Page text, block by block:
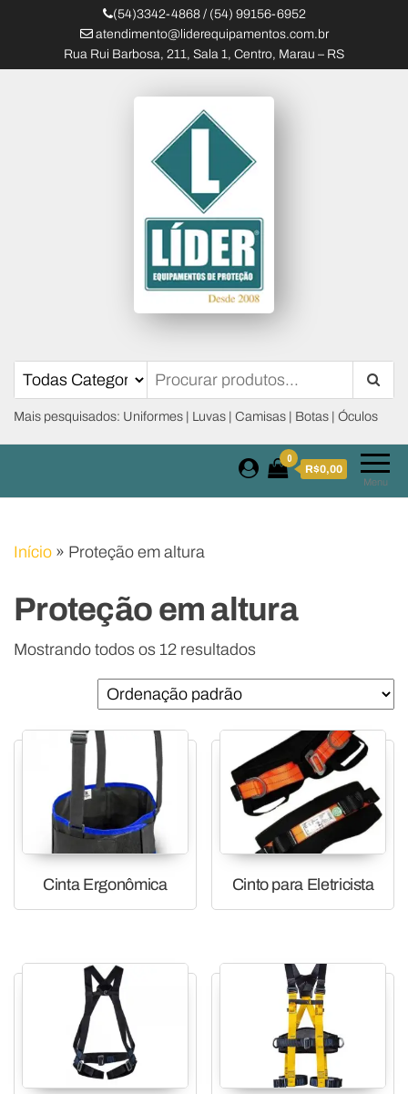
(54)3342-4868 / (54) 99156-6952
atendimento@liderequipamentos.com.br
Rua Rui Barbosa, 211, Sala 1, Centro, Marau – RS
Líder Equipamentos
Mais pesquisados: Uniformes | Luvas | Camisas | Botas | Óculos
Menu
0
R$0,00
Início » Proteção em altura
Proteção em altura
Mostrando todos os 12 resultados
Cinta Ergonômica Cinto para Eletricista